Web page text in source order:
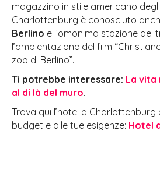
magazzino in stile americano degli
Charlottenburg è conosciuto
Berlino e l’omonima stazione dei
l’ambientazione del film
zoo di Berlino”.
Ti potrebbe interessare: La vita
al di là del muro.
Trova qui l’hotel a
budget e alle tue esigenze: Hotel